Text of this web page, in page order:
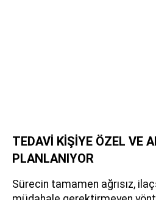
TEDAVİ KİŞİYE ÖZEL VE
PLANLANIYOR
Sürecin tamamen ağrısız,